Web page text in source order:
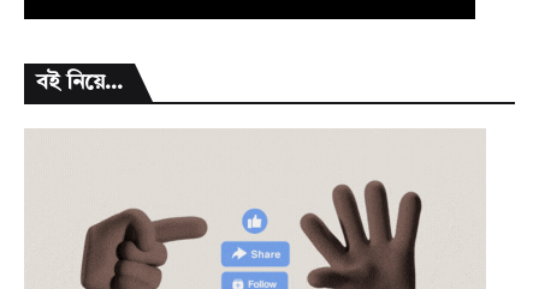
বই নিয়ে...